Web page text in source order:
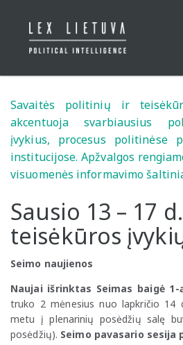
Savaitės politinių ir
akcentuoja svarbiausius
įvykius, procesus politinėse
institucijose. Apžvalgos
visuomenės informavimo
Sausio 13 – 17
teisėkūros
Seimo naujienos
Naujai išrinktas Seimas baigė 1-
truko 2 mėnesius nuo lapkričio
metu į plenarinių posėdžių salę
posėdžių). Seimo pavasario sesija